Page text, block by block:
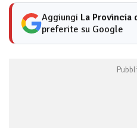
Aggiungi La Provincia
preferite su Google